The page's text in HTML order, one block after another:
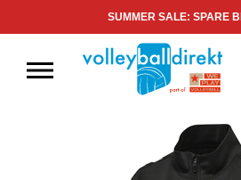
SUMMER SALE: SPARE